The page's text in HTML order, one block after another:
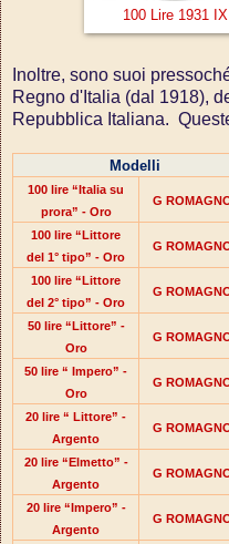
100 Lire 1931
Inoltre, sono suoi
Regno d'Italia (dal 1918),
Repubblica Italiana.
Modelli
100 lire “Italia su
prora” - Oro
G
100 lire “Littore
del 1° tipo” - Oro
G
100 lire “Littore
del 2° tipo” - Oro
G
50 lire “Littore” -
Oro
G
50 lire “ Impero” -
Oro
G
20 lire “ Littore” -
Argento
G
20 lire “Elmetto” -
Argento
G
20 lire “Impero” -
Argento
G